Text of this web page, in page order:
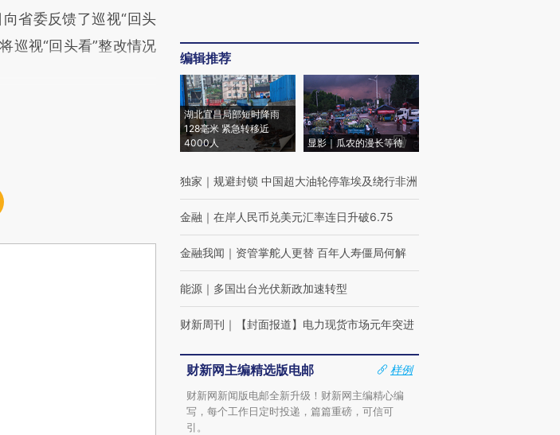
省委反馈了巡视“回头
巡视“回头看”整改情况
编辑推荐
湖北宜昌局部短时降雨
128毫米 紧急转移近
4000人
显影｜瓜农的漫长等待
独家 ｜ 规避封锁 中国超大油轮停靠埃及绕行非洲
金融 ｜ 在岸人民币兑美元汇率连日升破6.75
金融我闻 ｜ 资管掌舵人更替 百年人寿僵局何解
能源 ｜ 多国出台光伏新政加速转型
财新周刊 ｜ 【封面报道】电力现货市场元年突进
财新网主编精选版电邮
样例
财新网新闻版电邮全新升级！财新网主编精心编
写，每个工作日定时投递，篇篇重磅，可信可
引。